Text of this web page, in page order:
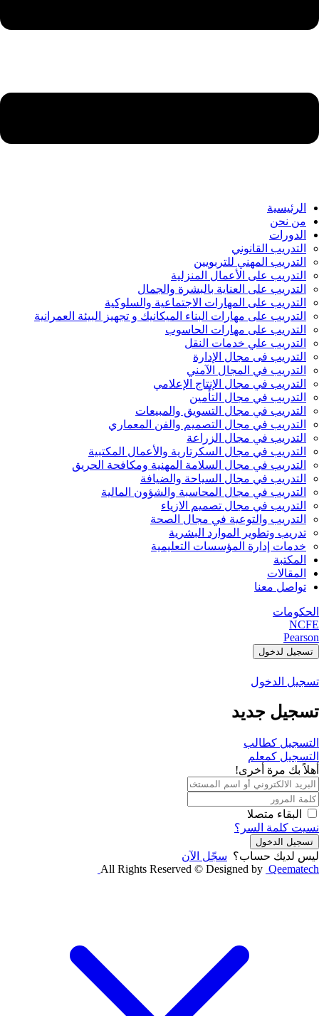
الرئيسية
من نحن
الدورات
التدريب القانوني
التدريب المهني للتربويين
التدريب على الأعمال المنزلية
التدريب على العناية بالبشرة والجمال
التدريب على المهارات الاجتماعية والسلوكية
التدريب على مهارات البناء الميكانيك و تجهيز البيئة العمرانية
التدريب على مهارات الحاسوب
التدريب علي خدمات النقل
التدريب فى مجال الإدارة
التدريب في المجال الآمني
التدريب في مجال الإنتاج الإعلامي
التدريب في مجال التأمين
التدريب في مجال التسويق والمبيعات
التدريب في مجال التصميم والفن المعماري
التدريب في مجال الزراعة
التدريب في مجال السكرتارية والأعمال المكتبية
التدريب في مجال السلامة المهنية ومكافحة الحريق
التدريب في مجال السياحة والضيافة
التدريب في مجال المحاسبة والشؤون المالية
التدريب في مجال تصميم الازياء
التدريب والتوعية في مجال الصحة
تدريب وتطوير الموارد البشرية
خدمات إدارة المؤسسات التعليمية
المكتبة
المقالات
تواصل معنا
الحكومات
NCFE
Pearson
تسجيل لدخول
تسجيل الدخول
تسجيل جديد
التسجيل كطالب
التسجيل كمعلم
أهلاً بك مرة أخرى!
البقاء متصلا
نسيت كلمة السر؟
تسجيل الدخول
ليس لديك حساب؟ سجّل الآن
All Rights Reserved © Designed by Qeematech